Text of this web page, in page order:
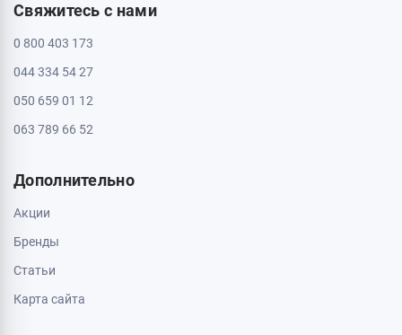
Свяжитесь с нами
0 800 403 173
044 334 54 27
050 659 01 12
063 789 66 52
Дополнительно
Акции
Бренды
Статьи
Карта сайта